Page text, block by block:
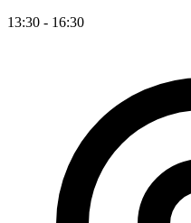
13:30 - 16:30